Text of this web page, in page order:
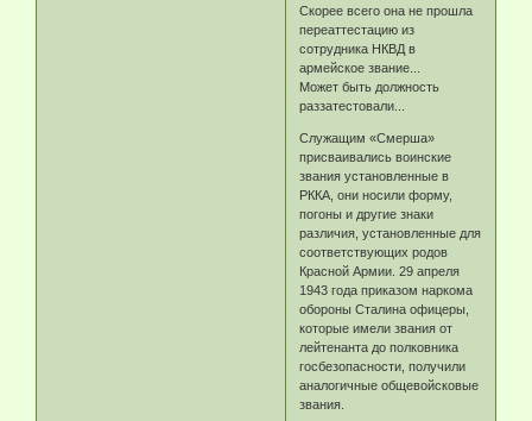
Скорее всего она не прошла
переаттестацию из
сотрудника НКВД в
армейское звание...
Может быть должность
раззатестовали...
Служащим «Смерша»
присваивались воинские
звания установленные в
РККА, они носили форму,
погоны и другие знаки
различия, установленные для
соответствующих родов
Красной Армии. 29 апреля
1943 года приказом наркома
обороны Сталина офицеры,
которые имели звания от
лейтенанта до полковника
госбезопасности, получили
аналогичные общевойсковые
звания.